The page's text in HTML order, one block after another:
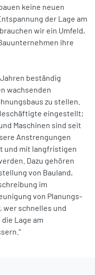
keine neuen
der Lage am
wir ein Umfeld,
ihre
beständig
wachsenden
zu stellen.
eingestellt;
Maschinen sind seit
Anstrengungen
und mit langfristigen
Dazu gehören
von Bauland,
im
von Planungs-
wer schnelles und
Lage am